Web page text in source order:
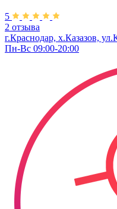
5
2 отзыва
г.Краснодар, х.Казазов,
Пн-Вс 09:00-20:00